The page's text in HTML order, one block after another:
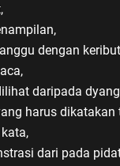
dengan
daripada
harus dikatakan
dari pada